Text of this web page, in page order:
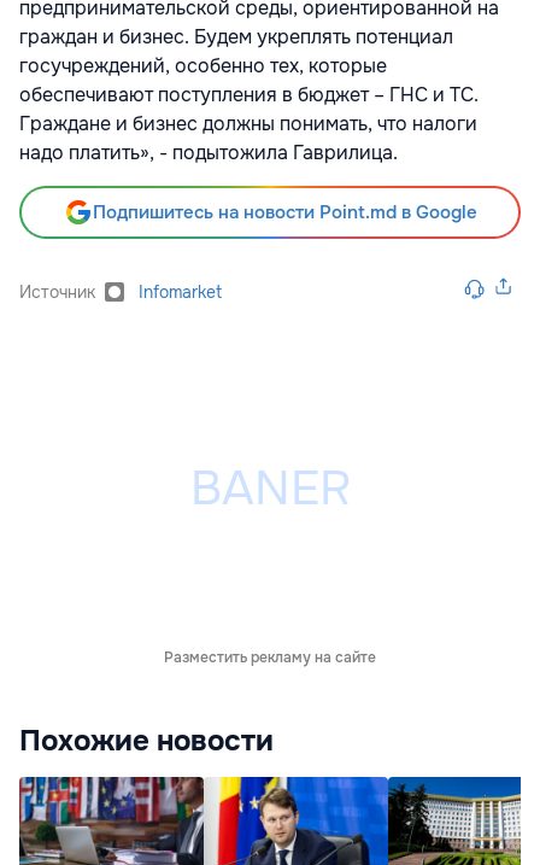
предпринимательской среды, ориентированной на
граждан и бизнес. Будем укреплять потенциал
госучреждений, особенно тех, которые
обеспечивают поступления в бюджет – ГНС и ТС.
Граждане и бизнес должны понимать, что налоги
надо платить», - подытожила Гаврилица.
Подпишитесь на новости Point.md в Google
Источник Infomarket
Разместить рекламу на сайте
Похожие новости